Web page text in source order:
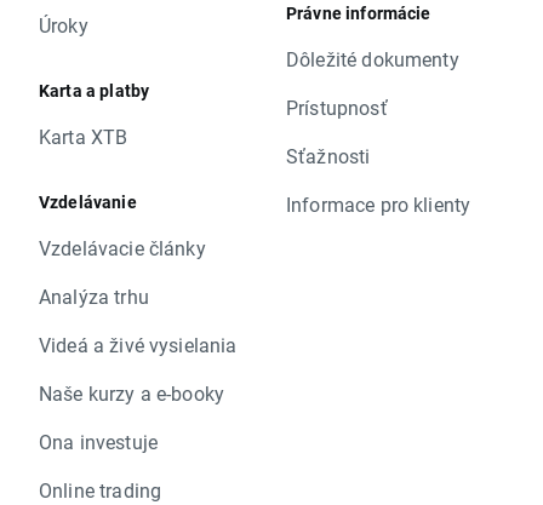
Úroky
Karta a platby
Karta XTB
Vzdelávanie
Vzdelávacie články
Analýza trhu
Videá a živé vysielania
Naše kurzy a e-booky
Ona investuje
Online trading
Právne informácie
Dôležité dokumenty
Prístupnosť
Sťažnosti
Informace pro klienty